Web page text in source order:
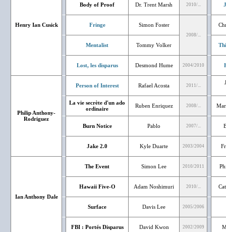
Henry Ian Cusick
Body of Proof Dr. Trent Marsh 2010/...
Fringe Simon Foster
2008/...
Mentalist Tommy Volker
Lost, les disparus Desmond Hume 2004/2010
Philip Anthony-
Rodriguez
Person of Interest Rafael Acosta 2011/...
La vie secrète d'un ado
ordinaire
Ruben Enriquez 2008/...
Burn Notice Pablo 2007/...
Jake 2.0 Kyle Duarte 2003/2004
Ian Anthony Dale
The Event Simon Lee 2010/2011
Hawaii Five-O Adam Noshimuri 2010/...
Surface Davis Lee 2005/2006
FBI : Portés Disparus David Kwon 2002/2009